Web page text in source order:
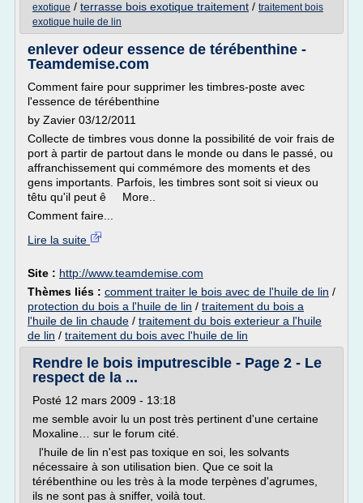
exotique / terrasse bois exotique traitement / traitement bois
exotique huile de lin
enlever odeur essence de térébenthine -
Teamdemise.com
Comment faire pour supprimer les timbres-poste avec
l'essence de térébenthine
by Zavier 03/12/2011
Collecte de timbres vous donne la possibilité de voir frais de
port à partir de partout dans le monde ou dans le passé, ou
affranchissement qui commémore des moments et des
gens importants. Parfois, les timbres sont soit si vieux ou
têtu qu'il peut ê More..
Comment faire...
Lire la suite
Site : http://www.teamdemise.com
Thèmes liés : comment traiter le bois avec de l'huile de lin /
protection du bois a l'huile de lin / traitement du bois a
l'huile de lin chaude / traitement du bois exterieur a l'huile
de lin / traitement du bois avec l'huile de lin
Rendre le bois imputrescible - Page 2 - Le
respect de la ...
Posté 12 mars 2009 - 13:18
me semble avoir lu un post très pertinent d'une certaine
Moxaline… sur le forum cité.
l'huile de lin n'est pas toxique en soi, les solvants
nécessaire à son utilisation bien. Que ce soit la
térébenthine ou les très à la mode terpènes d'agrumes,
ils ne sont pas à sniffer, voilà tout.